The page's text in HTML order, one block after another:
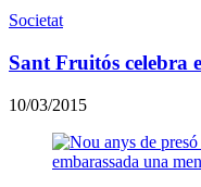
Societat
Sant Fruitós celebra
10/03/2015